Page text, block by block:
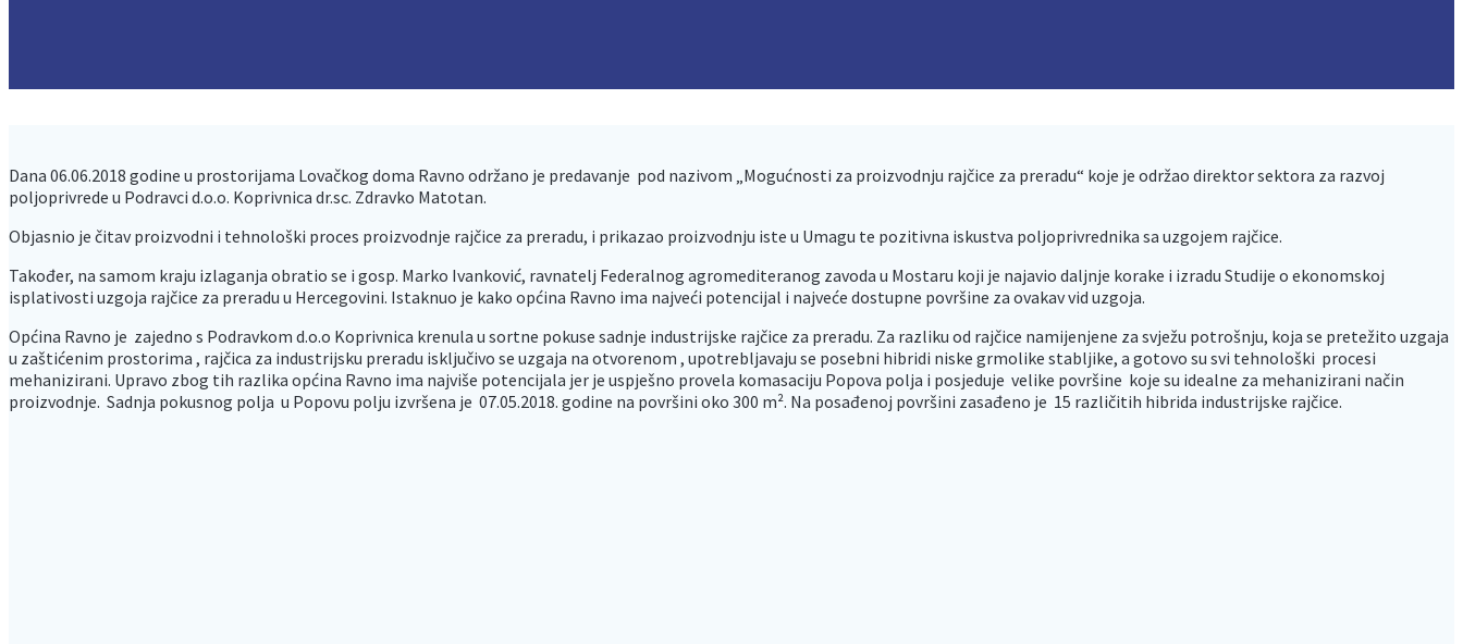
Dana 06.06.2018 godine u prostorijama Lovačkog doma Ravno održano je predavanje pod nazivom „Mogućnosti za proizvodnju rajčice za preradu“ koje je održao direktor sektora za razvoj
poljoprivrede u Podravci d.o.o. Koprivnica dr.sc. Zdravko Matotan.
Objasnio je čitav proizvodni i tehnološki proces proizvodnje rajčice za preradu, i prikazao proizvodnju iste u Umagu te pozitivna iskustva poljoprivrednika sa uzgojem rajčice.
Također, na samom kraju izlaganja obratio se i gosp. Marko Ivanković, ravnatelj Federalnog agromediteranog zavoda u Mostaru koji je najavio daljnje korake i izradu Studije o ekonomskoj
isplativosti uzgoja rajčice za preradu u Hercegovini. Istaknuo je kako općina Ravno ima najveći potencijal i najveće dostupne površine za ovakav vid uzgoja.
Općina Ravno je zajedno s Podravkom d.o.o Koprivnica krenula u sortne pokuse sadnje industrijske rajčice za preradu. Za razliku od rajčice namijenjene za svježu potrošnju, koja se pretežito uzgaja
u zaštićenim prostorima , rajčica za industrijsku preradu isključivo se uzgaja na otvorenom , upotrebljavaju se posebni hibridi niske grmolike stabljike, a gotovo su svi tehnološki procesi
mehanizirani. Upravo zbog tih razlika općina Ravno ima najviše potencijala jer je uspješno provela komasaciju Popova polja i posjeduje velike površine koje su idealne za mehanizirani način
proizvodnje. Sadnja pokusnog polja u Popovu polju izvršena je 07.05.2018. godine na površini oko 300 m². Na posađenoj površini zasađeno je 15 različitih hibrida industrijske rajčice.